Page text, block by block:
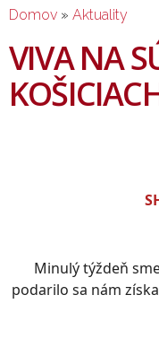
2%(3%) pre VIVA-
Domov » Aktuality
VIVA NA
Minulý týždeň
podarilo sa nám